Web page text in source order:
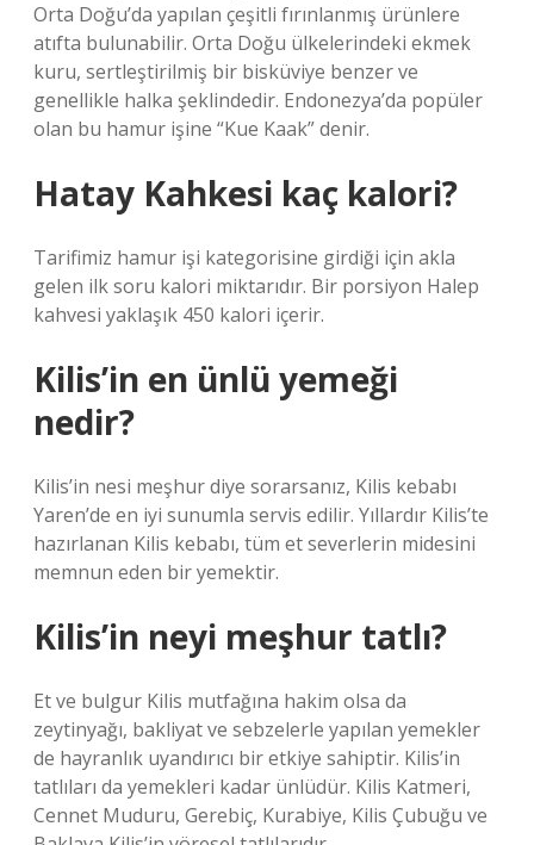
Orta Doğu’da yapılan çeşitli fırınlanmış ürünlere
atıfta bulunabilir. Orta Doğu ülkelerindeki ekmek
kuru, sertleştirilmiş bir bisküviye benzer ve
genellikle halka şeklindedir. Endonezya’da popüler
olan bu hamur işine “Kue Kaak” denir.
Hatay Kahkesi kaç kalori?
Tarifimiz hamur işi kategorisine girdiği için akla
gelen ilk soru kalori miktarıdır. Bir porsiyon Halep
kahvesi yaklaşık 450 kalori içerir.
Kilis’in en ünlü yemeği
nedir?
Kilis’in nesi meşhur diye sorarsanız, Kilis kebabı
Yaren’de en iyi sunumla servis edilir. Yıllardır Kilis’te
hazırlanan Kilis kebabı, tüm et severlerin midesini
memnun eden bir yemektir.
Kilis’in neyi meşhur tatlı?
Et ve bulgur Kilis mutfağına hakim olsa da
zeytinyağı, bakliyat ve sebzelerle yapılan yemekler
de hayranlık uyandırıcı bir etkiye sahiptir. Kilis’in
tatlıları da yemekleri kadar ünlüdür. Kilis Katmeri,
Cennet Muduru, Gerebiç, Kurabiye, Kilis Çubuğu ve